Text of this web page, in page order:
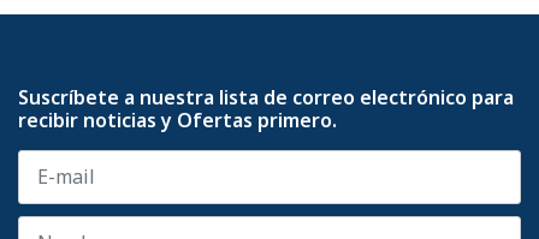
Suscríbete a nuestra lista de correo electrónico para
recibir noticias y Ofertas primero.